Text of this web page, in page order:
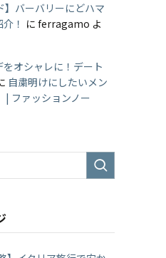
】バーバリーにどハマ
！ に ferragamo よ
をオシャレに！デート
自粛明けにしたいメン
| ファッションノー